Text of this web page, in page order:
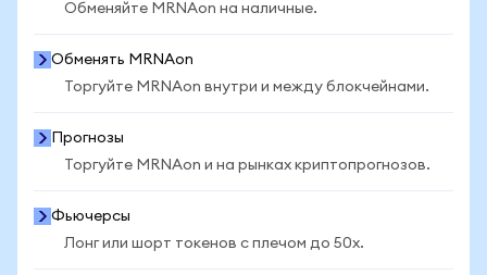
Обменяйте MRNAon на наличные.
Обменять MRNAon
Торгуйте MRNAon внутри и между блокчейнами.
Прогнозы
Торгуйте MRNAon и на рынках криптопрогнозов.
Фьючерсы
Лонг или шорт токенов с плечом до 50x.